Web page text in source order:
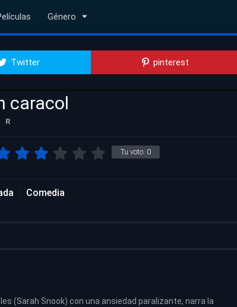
Género
Twitter pinterest
caracol
R
Tu voto: 0
Comedia
(Sarah Snook) con una ansiedad paralizante, narra la